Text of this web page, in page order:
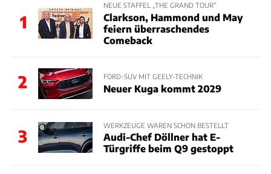
1
NEUE STAFFEL „THE GRAND TOUR“
Clarkson, Hammond und May
feiern überraschendes
Comeback
2 FORD-SUV MIT GEELY-TECHNIK
Neuer Kuga kommt 2029
3
WERKZEUGE WAREN SCHON BESTELLT
Audi-Chef Döllner hat E-
Türgriffe beim Q9 gestoppt